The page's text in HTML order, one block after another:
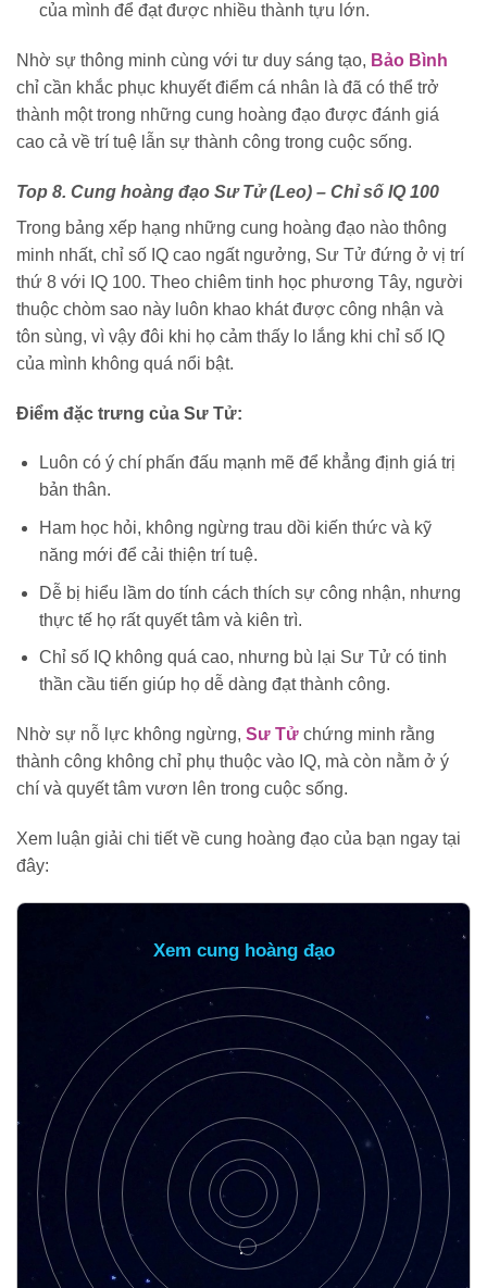
của mình để đạt được nhiều thành tựu lớn.
Nhờ sự thông minh cùng với tư duy sáng tạo, Bảo Bình
chỉ cần khắc phục khuyết điểm cá nhân là đã có thể trở
thành một trong những cung hoàng đạo được đánh giá
cao cả về trí tuệ lẫn sự thành công trong cuộc sống.
Top 8. Cung hoàng đạo Sư Tử (Leo) – Chỉ số IQ 100
Trong bảng xếp hạng những cung hoàng đạo nào thông
minh nhất, chỉ số IQ cao ngất ngưởng, Sư Tử đứng ở vị trí
thứ 8 với IQ 100. Theo chiêm tinh học phương Tây, người
thuộc chòm sao này luôn khao khát được công nhận và
tôn sùng, vì vậy đôi khi họ cảm thấy lo lắng khi chỉ số IQ
của mình không quá nổi bật.
Điểm đặc trưng của Sư Tử:
Luôn có ý chí phấn đấu mạnh mẽ để khẳng định giá trị
bản thân.
Ham học hỏi, không ngừng trau dồi kiến thức và kỹ
năng mới để cải thiện trí tuệ.
Dễ bị hiểu lầm do tính cách thích sự công nhận, nhưng
thực tế họ rất quyết tâm và kiên trì.
Chỉ số IQ không quá cao, nhưng bù lại Sư Tử có tinh
thần cầu tiến giúp họ dễ dàng đạt thành công.
Nhờ sự nỗ lực không ngừng, Sư Tử chứng minh rằng
thành công không chỉ phụ thuộc vào IQ, mà còn nằm ở ý
chí và quyết tâm vươn lên trong cuộc sống.
Xem luận giải chi tiết về cung hoàng đạo của bạn ngay tại
đây:
Xem cung hoàng đạo